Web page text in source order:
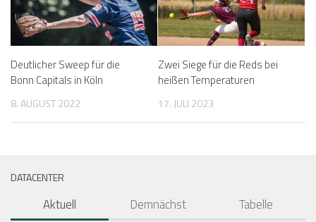
Deutlicher Sweep für die
Bonn Capitals in Köln
8. AUGUST 2022
Zwei Siege für die Reds bei
heißen Temperaturen
17. JULI 2023
DATACENTER
Aktuell Demnächst Tabelle